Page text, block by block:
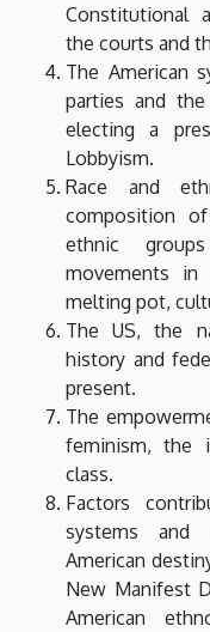
Constitutional
the courts and
The American
parties and
electing a
Lobbyism.
Race and
composition
ethnic
movements
melting pot,
The US, the
history and
present.
The
feminism, the
class.
Factors
systems and
American
New Manifest
American